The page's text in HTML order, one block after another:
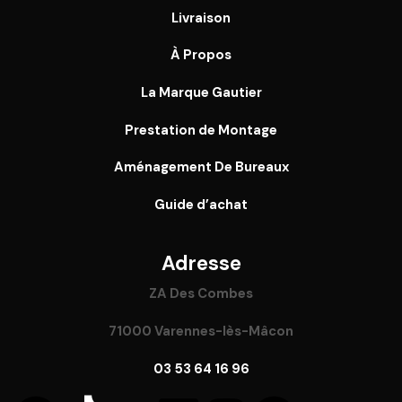
Livraison
À Propos
La Marque Gautier
Prestation de Montage
Aménagement De Bureaux
Guide d’achat
Adresse
ZA Des Combes
71000 Varennes-lès-Mâcon
03 53 64 16 96